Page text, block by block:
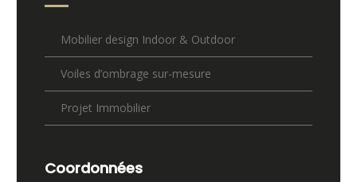
Mobilier design Indoor & Outdoor
Voiles d’ombrage sur-mesure
Projet Immobilier
Coordonnées